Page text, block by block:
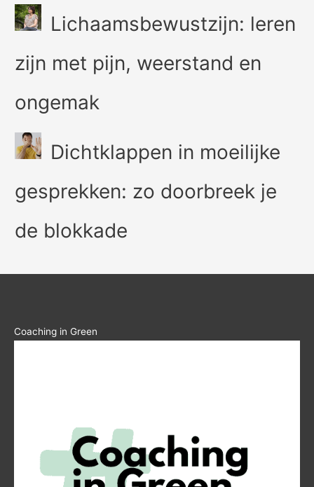
Lichaamsbewustzijn: leren
zijn met pijn, weerstand en
ongemak
Dichtklappen in moeilijke
gesprekken: zo doorbreek je
de blokkade
Coaching in Green